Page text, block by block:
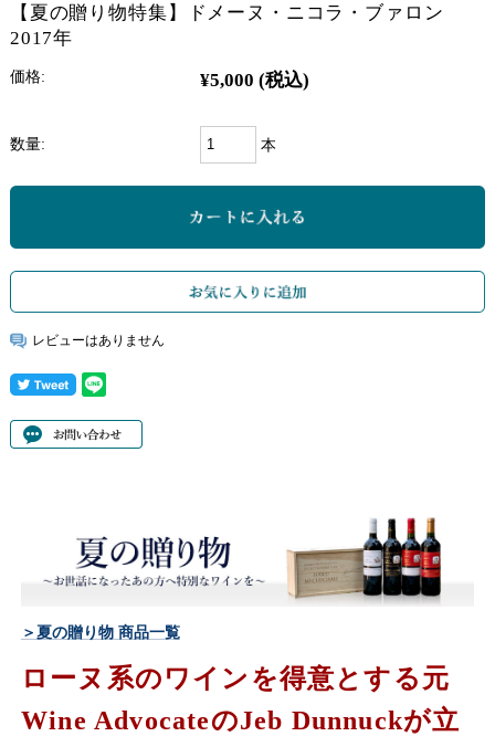
【夏の贈り物特集】ドメーヌ・ニコラ・ブァロン
2017年
価格: ¥5,000 (税込)
数量: 本
レビューはありません
＞夏の贈り物 商品一覧
ローヌ系のワインを得意とする元
Wine AdvocateのJeb Dunnuckが立